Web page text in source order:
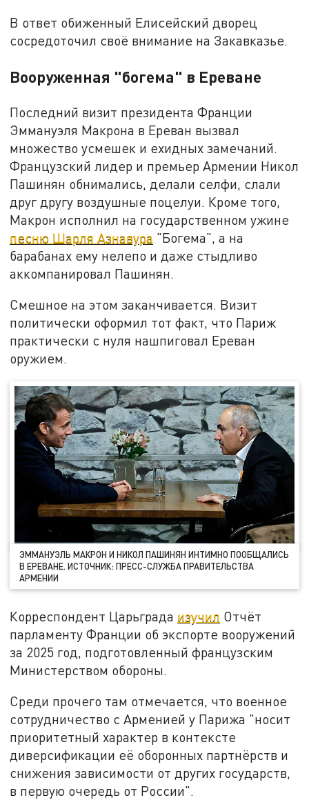
В ответ обиженный Елисейский дворец
сосредоточил своё внимание на Закавказье.
Вооруженная "богема" в Ереване
Последний визит президента Франции
Эммануэля Макрона в Ереван вызвал
множество усмешек и ехидных замечаний.
Французский лидер и премьер Армении Никол
Пашинян обнимались, делали селфи, слали
друг другу воздушные поцелуи. Кроме того,
Макрон исполнил на государственном ужине
песню Шарля Азнавура "Богема", а на
барабанах ему нелепо и даже стыдливо
аккомпанировал Пашинян.
Смешное на этом заканчивается. Визит
политически оформил тот факт, что Париж
практически с нуля нашпиговал Ереван
оружием.
ЭММАНУЭЛЬ МАКРОН И НИКОЛ ПАШИНЯН ИНТИМНО ПООБЩАЛИСЬ
В ЕРЕВАНЕ. ИСТОЧНИК: ПРЕСС-СЛУЖБА ПРАВИТЕЛЬСТВА
АРМЕНИИ
Корреспондент Царьграда изучил Отчёт
парламенту Франции об экспорте вооружений
за 2025 год, подготовленный французским
Министерством обороны.
Среди прочего там отмечается, что военное
сотрудничество с Арменией у Парижа "носит
приоритетный характер в контексте
диверсификации её оборонных партнёрств и
снижения зависимости от других государств,
в первую очередь от России".